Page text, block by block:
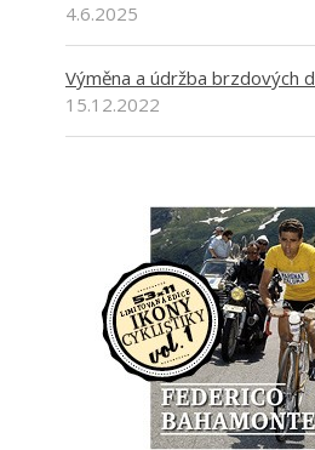
4.6.2025
Výměna a údržba brzdových
15.12.2022